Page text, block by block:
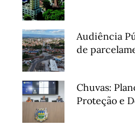
Audiência
de
Chuvas:
Proteção e